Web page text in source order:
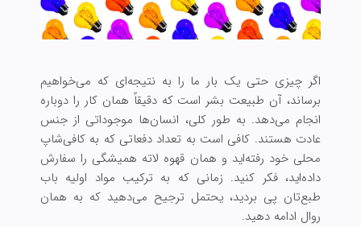
اگر چیزی حتی یک بار ما را به نتیجه‌ای که می‌خواهیم
برساند، آن طبیعت بشر است که دقیقاً همان کار را دوباره
انجام می‌دهد. به طور کلی، انسان‌ها موجوداتی از جنس
عادت هستند. کافی است به تعداد دفعاتی که به کافی‌شاپ
محلی خود رفته‌اید و همان قهوه لاته همیشگی را سفارش
داده‌اید، فکر کنید. زمانی که به ترکیب مواد اولیه باب
طبع‌تان پی بردید، یحتمل ترجیح می‌دهید که به همان
روال ادامه دهید.